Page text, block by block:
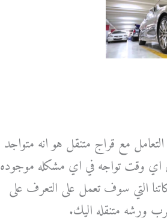
مع قراج متنقل هو انه متواجد
في اي وقت تواجه في اي مشكله موجوده
التي سوف تعمل على التعرف على
ورشه متنقله اليك.